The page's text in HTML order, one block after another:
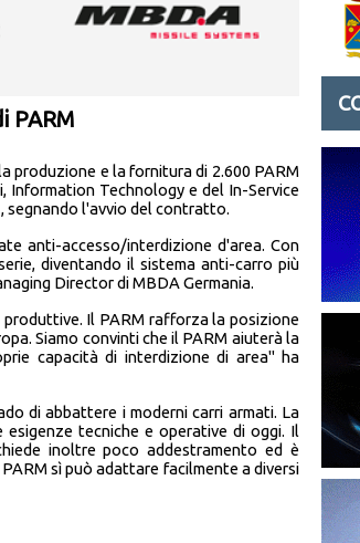
PARM
produzione e la fornitura di 2.600 PARM
Information Technology e del In-Service
segnando l'avvio del contratto.
anti-accesso/interdizione d'area. Con
diventando il sistema anti-carro più
Director di MBDA Germania.
Il PARM rafforza la posizione
Siamo convinti che il PARM aiuterà la
capacità di interdizione di area" ha
di abbattere i moderni carri armati. La
tecniche e operative di oggi. Il
inoltre poco addestramento ed è
sì può adattare facilmente a diversi